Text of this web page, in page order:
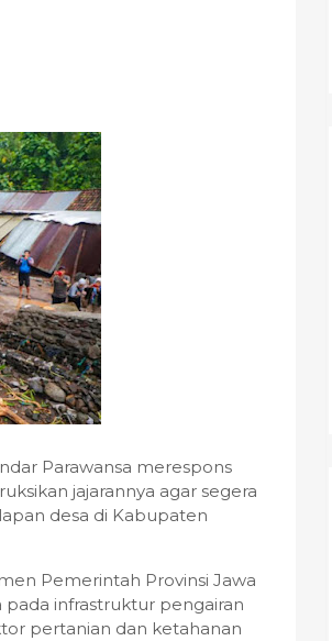
Parawansa merespons
jajarannya agar segera
desa di Kabupaten
Pemerintah Provinsi Jawa
infrastruktur pengairan
pertanian dan ketahanan